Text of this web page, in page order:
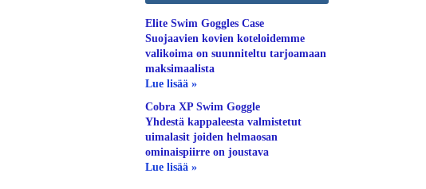
Elite Swim Goggles Case
Suojaavien kovien koteloidemme
valikoima on suunniteltu tarjoamaan
maksimaalista
Lue lisää »
Cobra XP Swim Goggle
Yhdestä kappaleesta valmistetut
uimalasit joiden helmaosan
ominaispiirre on joustava
Lue lisää »